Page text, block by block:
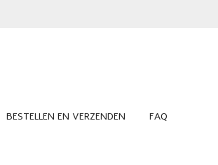
BESTELLEN EN VERZENDEN FAQ